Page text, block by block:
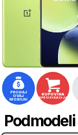
PRODAJ
OVAJ
MOBILNI
KUPOVINA
SPECIFIKACIJA
Podmodeli